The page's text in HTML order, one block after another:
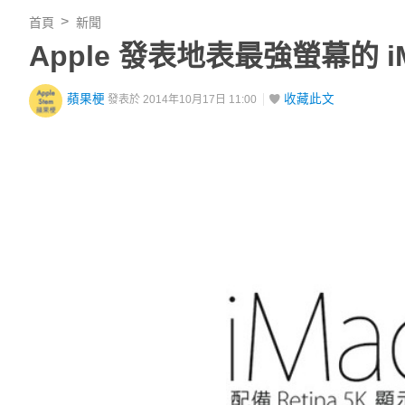
首頁 新聞
Apple 發表地表最強螢幕的
蘋果梗 發表於 2014年10月17日 11:00 收藏此文